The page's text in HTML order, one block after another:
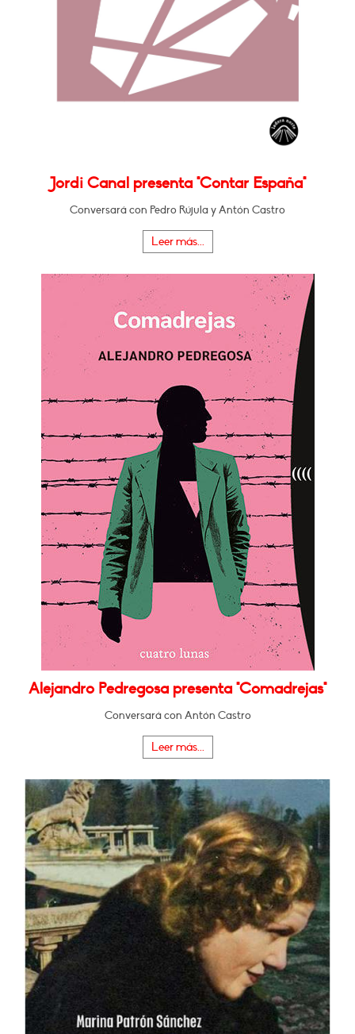
Jordi Canal presenta "Contar España"
Conversará con Pedro Rújula y Antón Castro
Leer más...
Alejandro Pedregosa presenta "Comadrejas"
Conversará con Antón Castro
Leer más...